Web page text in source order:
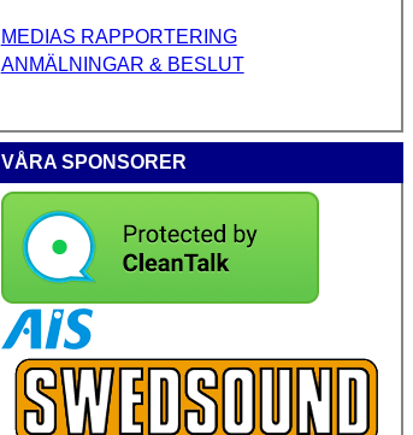
MEDIAS RAPPORTERING
ANMÄLNINGAR & BESLUT
VÅRA SPONSORER